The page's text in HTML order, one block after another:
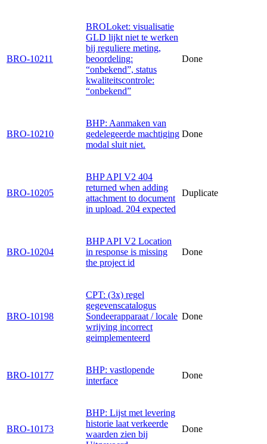
BRO-10211
BROLoket: visualisatie
GLD lijkt niet te werken
bij reguliere meting,
beoordeling:
“onbekend”, status
kwaliteitscontrole:
“onbekend”
Done
BRO-10210
BHP: Aanmaken van
gedelegeerde machtiging
modal sluit niet.
Done
BRO-10205
BHP API V2 404
returned when adding
attachment to document
in upload. 204 expected
Duplicate
BRO-10204
BHP API V2 Location
in response is missing
the project id
Done
BRO-10198
CPT: (3x) regel
gegevenscatalogus
Sondeerapparaat / locale
wrijving incorrect
geimplementeerd
Done
BRO-10177
BHP: vastlopende
interface
Done
BRO-10173
BHP: Lijst met levering
historie laat verkeerde
waarden zien bij
Done